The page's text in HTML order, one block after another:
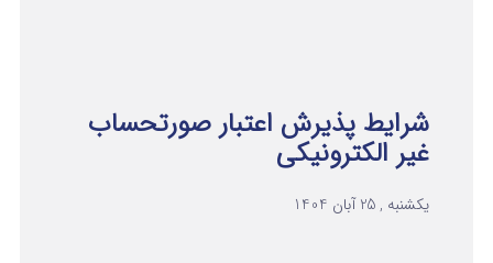
شرایط پذیرش اعتبار صورتحساب
غیر الکترونیکی
یکشنبه , 25 آبان 1404